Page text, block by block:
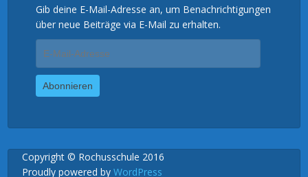
Gib deine E-Mail-Adresse an, um Benachrichtigungen
über neue Beiträge via E-Mail zu erhalten.
Mail-
Adresse
Abonnieren
Copyright © Rochusschule 2016
Proudly powered byWordPress